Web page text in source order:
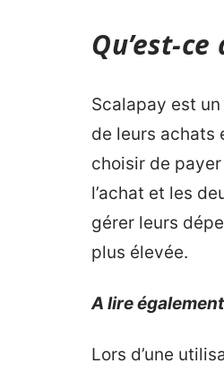
Qu’est-
Scalapay est
de leurs achats
choisir de
l’achat et les
gérer leurs
plus élevée.
A lire
Lors d’une